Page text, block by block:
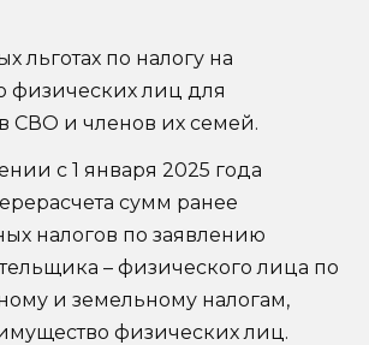
льготах по налогу на
физических лиц для
СВО и членов их семей.
с 1 января 2025 года
сумм ранее
налогов по заявлению
– физического лица по
и земельному налогам,
физических лиц.